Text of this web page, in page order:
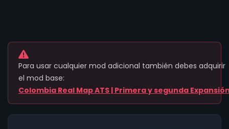
Para usar cualquier mod adicional también debes adquirir
el mod base:
Colombia Real Map ATS | Primera y segunda